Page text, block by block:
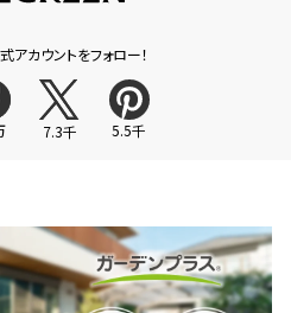
アカウントをフォロー！
7.3千 5.5千